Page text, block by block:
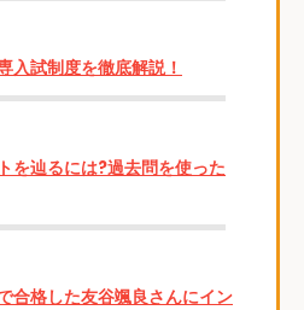
入試制度を徹底解説！
を辿るには?過去問を使った
合格した友谷颯良さんにイン